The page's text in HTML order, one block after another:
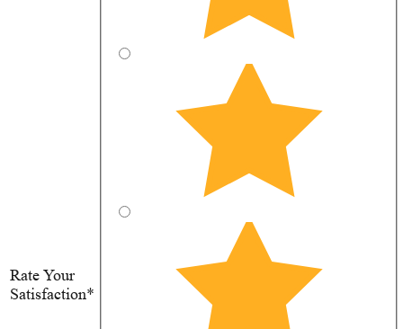
Rate Your
Satisfaction*